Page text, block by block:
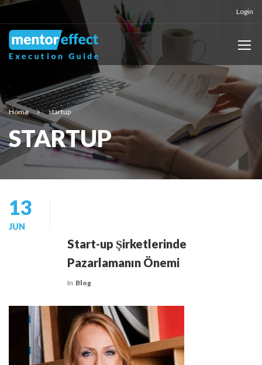
Login
Home startup
STARTUP
13
JUN
Start-up Şirketlerinde
Pazarlamanın Önemi
In Blog